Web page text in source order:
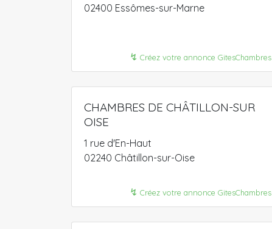
02400 Essômes-sur-Marne
↯ Créez votre annonce GitesChambres
CHAMBRES DE CHÂTILLON-SUR
OISE
1 rue d'En-Haut
02240 Châtillon-sur-Oise
↯ Créez votre annonce GitesChambres